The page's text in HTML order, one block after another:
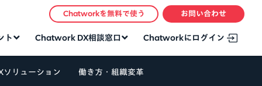
ト Chatwork DX相談窓口 Chatworkにログイン
Chatworkを無料で使う お問い合わせ
ソリューション 働き方・組織変革